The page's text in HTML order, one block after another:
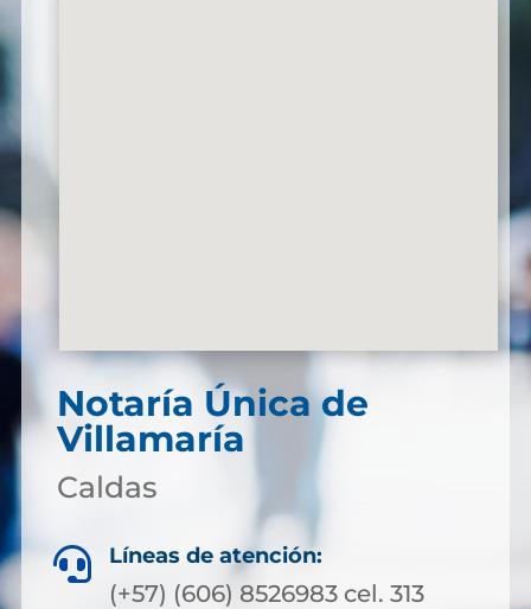
Notaría Única de
Villamaría
Caldas
 Líneas de atención:
(+57) (606) 8526983 cel. 313